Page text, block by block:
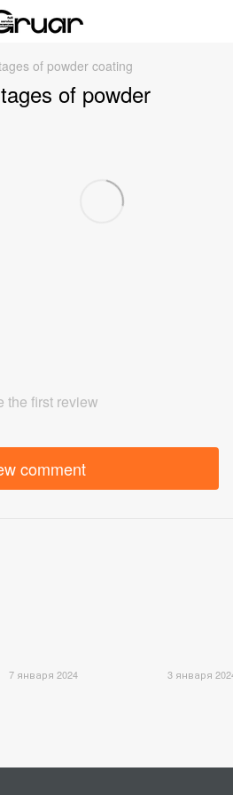
of powder coating
of powder
the first review
comment
7 января 2024 3 января